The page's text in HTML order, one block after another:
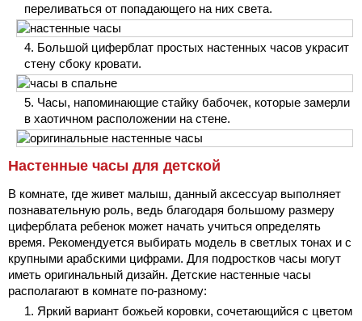
переливаться от попадающего на них света.
Большой циферблат простых настенных часов украсит
стену сбоку кровати.
Часы, напоминающие стайку бабочек, которые замерли
в хаотичном расположении на стене.
Настенные часы для детской
В комнате, где живет малыш, данный аксессуар выполняет
познавательную роль, ведь благодаря большому размеру
циферблата ребенок может начать учиться определять
время. Рекомендуется выбирать модель в светлых тонах и с
крупными арабскими цифрами. Для подростков часы могут
иметь оригинальный дизайн. Детские настенные часы
располагают в комнате по-разному:
Яркий вариант божьей коровки, сочетающийся с цветом